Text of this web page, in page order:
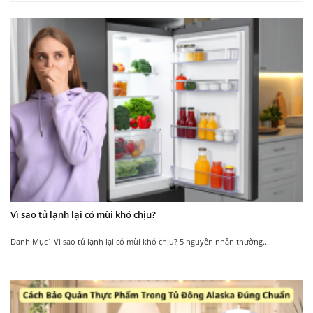
Có giỏ chứa bên trong
Trong tủ được thiết kế giỏ chứa
bên trong. Tiện lợi cho việc sắp
xếp, phân chia các loại thực phẩm
khác nhau.
Foam cách nhiệt
dày dặn
Ngăn tủ làm bằng
côi nhôm dẫn nhiệt
nhanh, được phủ
một lớp Foam cách
nhiệt dày dặn. Dễ
dàng vệ sinh và hỗ
trợ giữ nhiệt tốt.
Không gây ảnh hưởng hay làm
phiền đến không gian xung
quanh.
Là nhiên liệu xanh,
thân thiện với môi
trường.
Vì sao tủ lạnh lại có mùi khó chịu?
Danh Mục1 Vì sao tủ lạnh lại có mùi khó chịu? 5 nguyên nhân thường...